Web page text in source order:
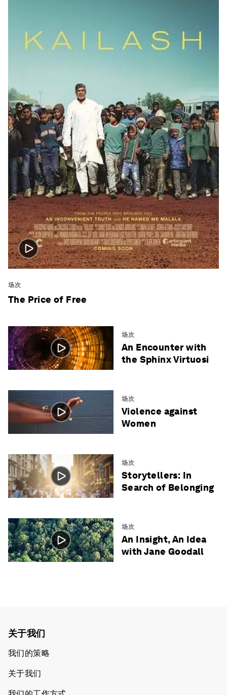
场次
The Price of Free
场次
An Encounter with
the Sphinx Virtuosi
场次
Violence against
Women
场次
Storytellers: In
Search of Belonging
场次
An Insight, An Idea
with Jane Goodall
关于我们
我们的策略
关于我们